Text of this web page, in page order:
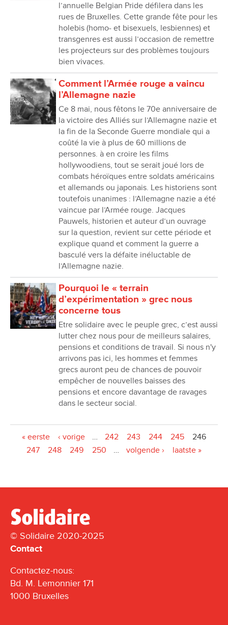
l’annuelle Belgian Pride défilera dans les
rues de Bruxelles. Cette grande fête pour les
holebis (homo- et bisexuels, lesbiennes) et
transgenres est aussi l’occasion de remettre
les projecteurs sur des problèmes toujours
bien vivaces.
Comment l’Armée rouge a vaincu
l’Allemagne nazie
Ce 8 mai, nous fêtons le 70e anniversaire de
la victoire des Alliés sur l’Allemagne nazie et
la fin de la Seconde Guerre mondiale qui a
coûté la vie à plus de 60 millions de
personnes. à en croire les films
hollywoodiens, tout se serait joué lors de
combats héroïques entre soldats américains
et allemands ou japonais. Les historiens sont
toutefois unanimes : l’Allemagne nazie a été
vaincue par l’Armée rouge. Jacques
Pauwels, historien et auteur d’un ouvrage
sur la question, revient sur cette période et
explique quand et comment la guerre a
basculé vers la défaite inéluctable de
l’Allemagne nazie.
Pourquoi le « terrain
d’expérimentation » grec nous
concerne tous
Etre solidaire avec le peuple grec, c’est aussi
lutter chez nous pour de meilleurs salaires,
pensions et conditions de travail. Si nous n'y
arrivons pas ici, les hommes et femmes
grecs auront peu de chances de pouvoir
empêcher de nouvelles baisses des
pensions et encore davantage de ravages
dans le secteur social.
« eerste ‹ vorige … 242 243 244 245
246
247
248 249 250 … volgende › laatste »
© Solidaire 2020-2025
Contact
Contactez-nous:
Bd. M. Lemonnier 171
1000 Bruxelles